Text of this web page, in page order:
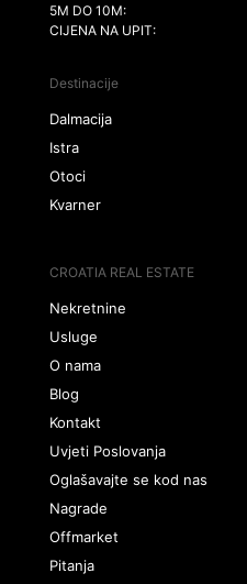
5M DO 10M:
CIJENA NA UPIT:
Destinacije
Dalmacija
Istra
Otoci
Kvarner
CROATIA REAL ESTATE
Nekretnine
Usluge
O nama
Blog
Kontakt
Uvjeti Poslovanja
Oglašavajte se kod nas
Nagrade
Offmarket
Pitanja